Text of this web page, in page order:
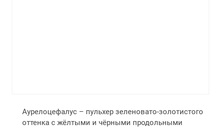
Аурелоцефалус – пульхер зеленовато-золотистого
оттенка с жёлтыми и чёрными продольными